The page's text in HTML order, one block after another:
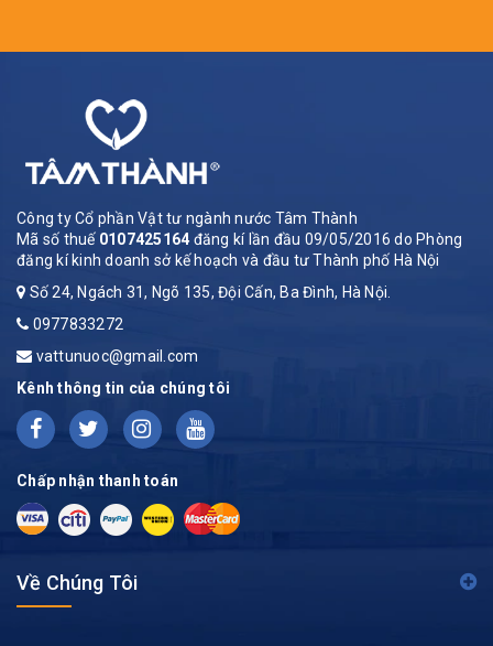
Công ty Cổ phần Vật tư ngành nước Tâm Thành
Mã số thuế 0107425164 đăng kí lần đầu 09/05/2016 do Phòng
đăng kí kinh doanh sở kế hoạch và đầu tư Thành phố Hà Nội
Số 24, Ngách 31, Ngõ 135, Đội Cấn, Ba Đình, Hà Nội.
0977833272
vattunuoc@gmail.com
Kênh thông tin của chúng tôi
Chấp nhận thanh toán
Về Chúng Tôi